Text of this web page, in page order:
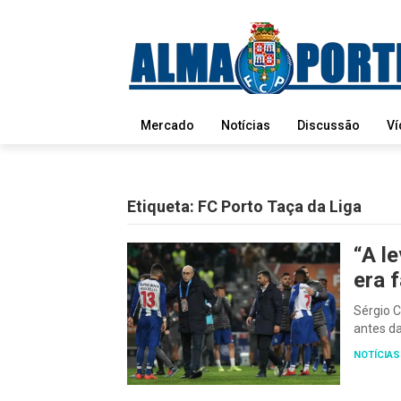
Mercado Notícias Discussão
Etiqueta: FC Porto Taça da Liga
“A
era
Sérgio
antes
NOTÍCIAS